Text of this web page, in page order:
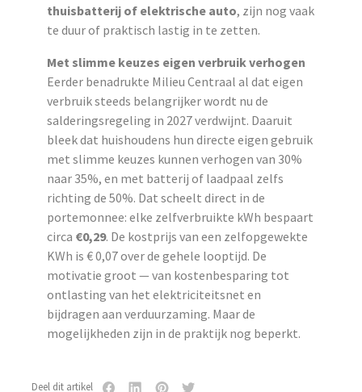
thuisbatterij of elektrische auto, zijn nog vaak
te duur of praktisch lastig in te zetten.
Met slimme keuzes eigen verbruik verhogen
Eerder benadrukte Milieu Centraal al dat eigen
verbruik steeds belangrijker wordt nu de
salderingsregeling in 2027 verdwijnt. Daaruit
bleek dat huishoudens hun directe eigen gebruik
met slimme keuzes kunnen verhogen van 30%
naar 35%, en met batterij of laadpaal zelfs
richting de 50%. Dat scheelt direct in de
portemonnee: elke zelfverbruikte kWh bespaart
circa €0,29. De kostprijs van een zelfopgewekte
KWh is € 0,07 over de gehele looptijd. De
motivatie groot — van kostenbesparing tot
ontlasting van het elektriciteitsnet en
bijdragen aan verduurzaming. Maar de
mogelijkheden zijn in de praktijk nog beperkt.
Deel dit artikel